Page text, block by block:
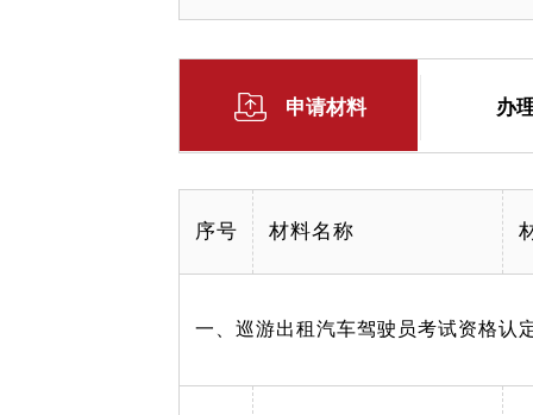
申请材料 办
序号 材料名称
一、巡游出租汽车驾驶员考试资格认